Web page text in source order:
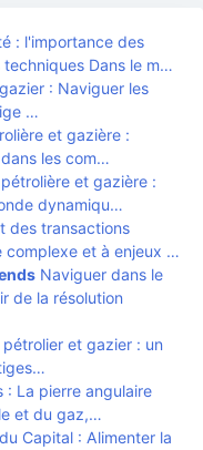
: l'importance des
Dans le m…
: Naviguer les
…
et gazière :
les com…
et gazière :
dynamiqu…
des transactions
complexe et à enjeux …
Naviguer dans le
de la résolution
et gazier : un
: La pierre angulaire
et du gaz,…
Capital : Alimenter la